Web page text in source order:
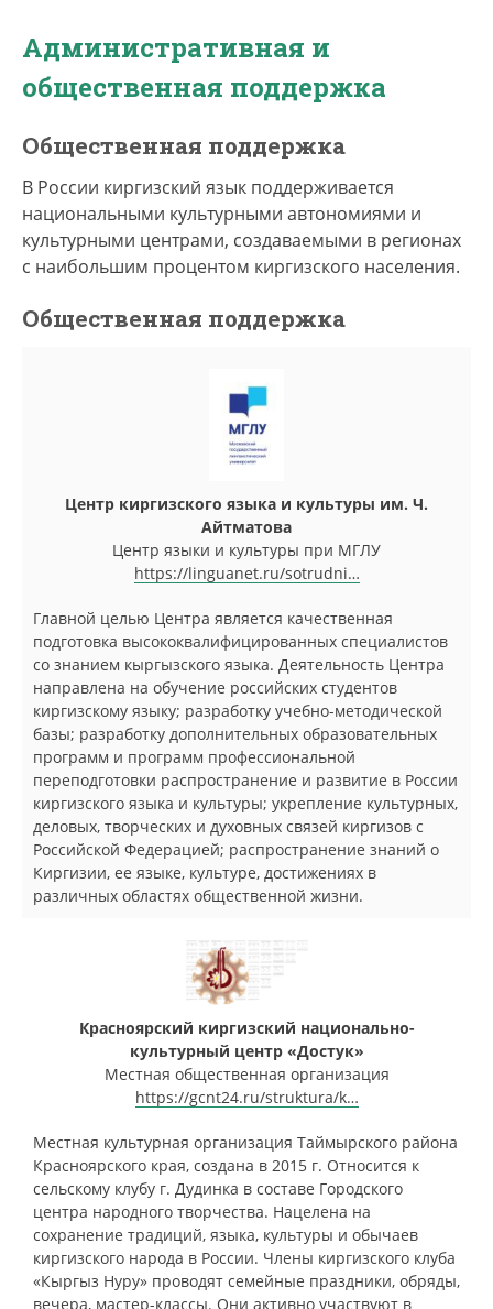
Административная и
общественная поддержка
Общественная поддержка
В России киргизский язык поддерживается
национальными культурными автономиями и
культурными центрами, создаваемыми в регионах
с наибольшим процентом киргизского населения.
Общественная поддержка
Центр киргизского языка и культуры им. Ч.
Айтматова
Центр языки и культуры при МГЛУ
https://linguanet.ru/sotrudni…
Главной целью Центра является качественная
подготовка высококвалифицированных специалистов
со знанием кыргызского языка. Деятельность Центра
направлена на обучение российских студентов
киргизскому языку; разработку учебно-методической
базы; разработку дополнительных образовательных
программ и программ профессиональной
переподготовки распространение и развитие в России
киргизского языка и культуры; укрепление культурных,
деловых, творческих и духовных связей киргизов с
Российской Федерацией; распространение знаний о
Киргизии, ее языке, культуре, достижениях в
различных областях общественной жизни.
Красноярский киргизский национально-
культурный центр «Достук»
Местная общественная организация
https://gcnt24.ru/struktura/k…
Местная культурная организация Таймырского района
Красноярского края, создана в 2015 г. Относится к
сельскому клубу г. Дудинка в составе Городского
центра народного творчества. Нацелена на
сохранение традиций, языка, культуры и обычаев
киргизского народа в России. Члены киргизского клуба
«Кыргыз Нуру» проводят семейные праздники, обряды,
вечера, мастер-классы. Они активно участвуют в